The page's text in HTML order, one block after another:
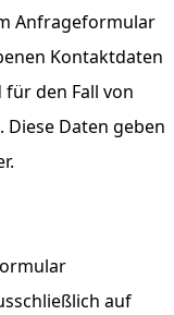
Anfrageformular
Kontaktdaten
den Fall von
Daten geben
auf